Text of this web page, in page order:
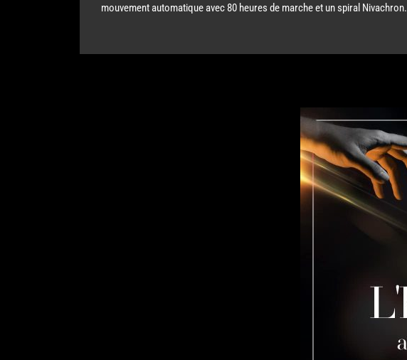
mouvement automatique avec 80 heures de marche et un spiral Nivachron.